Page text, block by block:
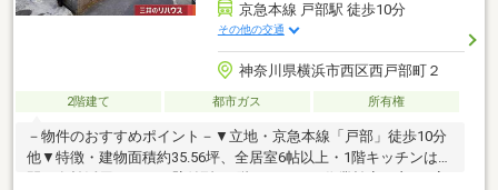
京急本線 戸部駅 徒歩10分
その他の交通
神奈川県横浜市西区西戸部町２
2階建て 都市ガス 所有権
－物件のおすすめポイント－▼立地・京急本線「戸部」徒歩10分
他▼特徴・建物面積約35.56坪、全居室6帖以上・1階キッチンは空